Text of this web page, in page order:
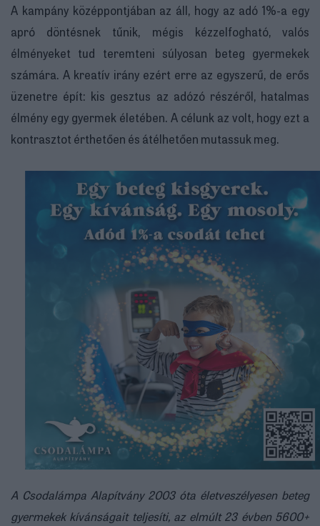
A kampány középpontjában az áll, hogy az adó 1%-a egy
apró döntésnek tűnik, mégis kézzelfogható, valós
élményeket tud teremteni súlyosan beteg gyermekek
számára. A kreatív irány ezért erre az egyszerű, de erős
üzenetre épít: kis gesztus az adózó részéről, hatalmas
élmény egy gyermek életében. A célunk az volt, hogy ezt a
kontrasztot érthetően és átélhetően mutassuk meg.
A Csodalámpa Alapítvány 2003 óta életveszélyesen beteg
gyermekek kívánságait teljesíti, az elmúlt 23 évben 5600+